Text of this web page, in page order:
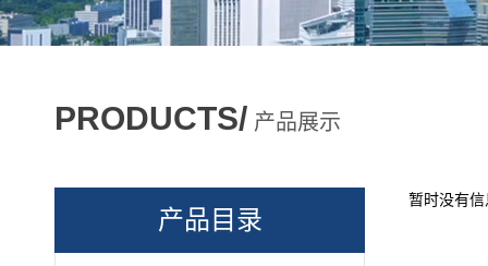
PRODUCTS/ 产品展示
产品目录
暂时没有信